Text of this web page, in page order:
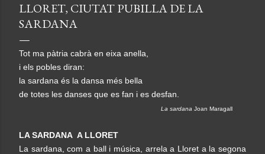
LLORET, CIUTAT PUBILLA DE LA
SARDANA
Tot ma pàtria cabrà en eixa anella,
i els pobles diran:
la sardana és la dansa més bella
de totes les danses que es fan i es desfan.
La sardana Joan Maragall
LA SARDANA A LLORET
La sardana, com a ball i música, arrela a Lloret a la segona